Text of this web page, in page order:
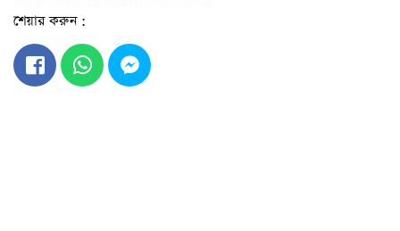
শেয়ার করুন :